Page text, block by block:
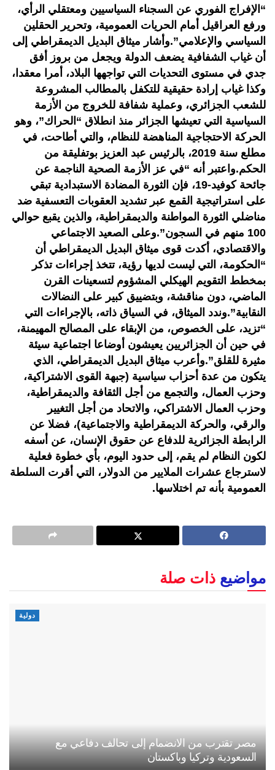
“الإفراج الفوري عن السجناء السياسيين ومعتقلي الرأي،
ورفع العراقيل أمام الحريات العمومية، وتحرير الحقلين
السياسي والإعلامي”.وأشار ميثاق البديل الديمقراطي إلى
أن غياب الشفافية يضعف الدولة ويجعل من بروز أفق
جدي في مستوى التحديات التي تواجهها البلاد، أمرا معقدا،
وكذا غياب إرادة حقيقية للتكفل بالمطالب المشروعة
للشعب الجزائري، وعملية شفافة للخروج من الأزمة
السياسية التي تعيشها الجزائر منذ انطلاق “الحراك”، وهو
الحركة الاحتجاجية المناهضة للنظام، والتي أطاحت، في
مطلع سنة 2019، بالرئيس عبد العزيز بوتفليقة من
الحكم.واعتبر أنه “في عز الأزمة الصحية الناجمة عن
جائحة كوفيد-19، فإن الثورة المضادة الاستبدادية تبقي
على استراتيجية القمع عبر تشديد العقوبات التعسفية ضد
مناضلي الثورة المواطنة والديمقراطية، والذين يقبع حوالي
100 منهم في السجون”.وعلى الصعيد الاجتماعي
والاقتصادي، أكدت قوى ميثاق البديل الديمقراطي أن
“الحكومة، التي ليست لديها رؤية، تتخذ إجراءات تذكر
بمخطط التقويم الهيكلي المشؤوم لتسعينات القرن
الماضي، دون مناقشة، وبتضييق كبير على النضالات
النقابية”.وندد الميثاق، في السياق ذاته، بالإجراءات التي
“تزيد، على الخصوص، من الإبقاء على المصالح المهيمنة،
في حين أن الجزائريين يعيشون أوضاعا اجتماعية سيئة
مثيرة للقلق”.وأعرب ميثاق البديل الديمقراطي، الذي
يتكون من عدة أحزاب سياسية (جبهة القوى الاشتراكية،
وحزب العمال، والتجمع من أجل الثقافة والديمقراطية،
وحزب العمال الاشتراكي، والاتحاد من أجل التغيير
والرقي، والحركة الديمقراطية والاجتماعية)، فضلا عن
الرابطة الجزائرية للدفاع عن حقوق الإنسان، عن أسفه
لكون النظام لم يقم، إلى حدود اليوم، بأي خطوة فعلية
لاسترجاع عشرات الملايير من الدولار، التي أقرت السلطة
العمومية بأنه تم اختلاسها.
مواضيع ذات صلة
دولية
مصر تقترب من الانضمام إلى تحالف دفاعي مع
السعودية وتركيا وباكستان